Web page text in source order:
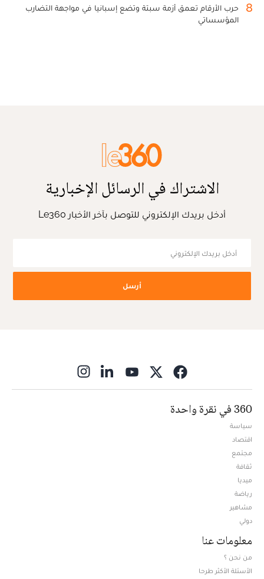
8
حرب الأرقام تعمق أزمة سبتة وتضع إسبانيا في مواجهة التضارب
المؤسساتي
الاشتراك في الرسائل الإخبارية
أدخل بريدك الإلكتروني للتوصل بآخر الأخبار Le360
أرسل
360 في نقرة واحدة
سياسة
اقتصاد
مجتمع
ثقافة
ميديا
رياضة
مشاهير
دولي
معلومات عنا
من نحن ؟
الأسئلة الأكثر طرحا